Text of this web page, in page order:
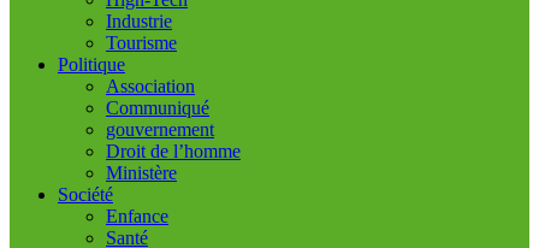
Industrie
Tourisme
Politique
Association
Communiqué
gouvernement
Droit de l’homme
Ministère
Société
Enfance
Santé